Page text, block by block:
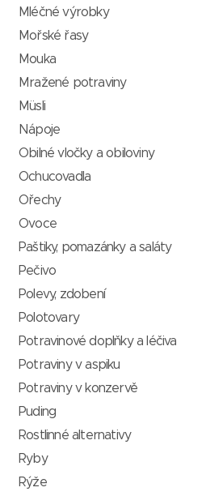
Mléčné výrobky
Mořské řasy
Mouka
Mražené potraviny
Müsli
Nápoje
Obilné vločky a obiloviny
Ochucovadla
Ořechy
Ovoce
Paštiky, pomazánky a saláty
Pečivo
Polevy, zdobení
Polotovary
Potravinové doplňky a léčiva
Potraviny v aspiku
Potraviny v konzervě
Puding
Rostlinné alternativy
Ryby
Rýže